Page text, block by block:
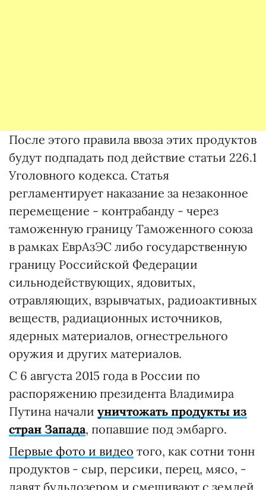
После этого правила ввоза этих продуктов
будут подпадать под действие статьи 226.1
Уголовного кодекса. Статья
регламентирует наказание за незаконное
перемещение - контрабанду - через
таможенную границу Таможенного союза
в рамках ЕврАзЭС либо государственную
границу Российской Федерации
сильнодействующих, ядовитых,
отравляющих, взрывчатых, радиоактивных
веществ, радиационных источников,
ядерных материалов, огнестрельного
оружия и других материалов.
С 6 августа 2015 года в России по
распоряжению президента Владимира
Путина начали уничтожать продукты из
стран Запада, попавшие под эмбарго.
Первые фото и видео того, как сотни тонн
продуктов - сыр, персики, перец, мясо, -
давят бульдозером и смешивают с землей,